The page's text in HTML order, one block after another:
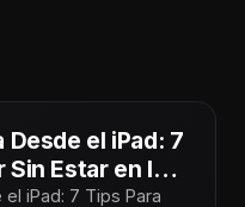
el iPad: 7
Sin Estar en la
iPad: 7 Tips Para